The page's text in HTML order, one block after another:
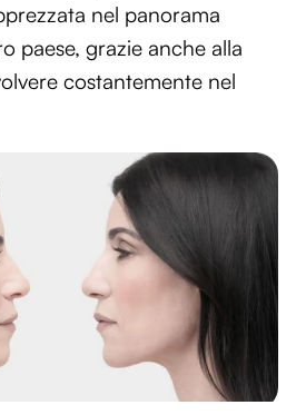
nel panorama
paese, grazie anche alla
costantemente nel